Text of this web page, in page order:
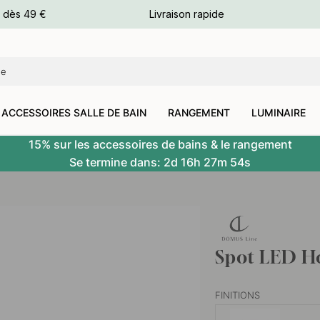
dès 49 € Livraison rapide
ACCESSOIRES SALLE DE BAIN RANGEMENT LUMINAIRE
15% sur les accessoires de bains & le rangement
Se termine dans: 2d 16h 27m 53s
Spot LED
FINITIONS